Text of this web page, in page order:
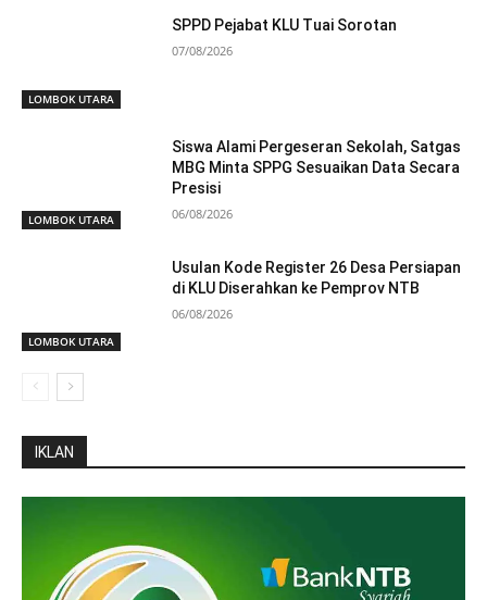
LOMBOK UTARA
SPPD Pejabat KLU Tuai Sorotan
07/08/2026
LOMBOK UTARA
Siswa Alami Pergeseran Sekolah, Satgas
MBG Minta SPPG Sesuaikan Data Secara
Presisi
06/08/2026
LOMBOK UTARA
Usulan Kode Register 26 Desa Persiapan
di KLU Diserahkan ke Pemprov NTB
06/08/2026
IKLAN